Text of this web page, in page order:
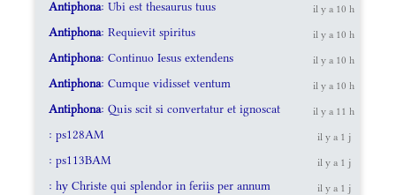
Antiphona: Ubi est thesaurus tuus il y a 10 h
Antiphona: Requievit spiritus il y a 10 h
Antiphona: Continuo Iesus extendens il y a 10 h
Antiphona: Cumque vidisset ventum il y a 10 h
Antiphona: Quis scit si convertatur et ignoscat il y a 11 h
: ps128AM il y a 1 j
: ps113BAM il y a 1 j
: hy Christe qui splendor in feriis per annum il y a 1 j